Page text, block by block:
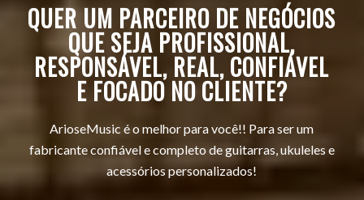
QUER UM PARCEIRO DE NEGÓCIOS
QUE SEJA PROFISSIONAL,
RESPONSÁVEL, REAL, CONFIÁVEL
E FOCADO NO CLIENTE?
ArioseMusic é o melhor para você!! Para ser um
fabricante confiável e completo de guitarras, ukuleles e
acessórios personalizados!